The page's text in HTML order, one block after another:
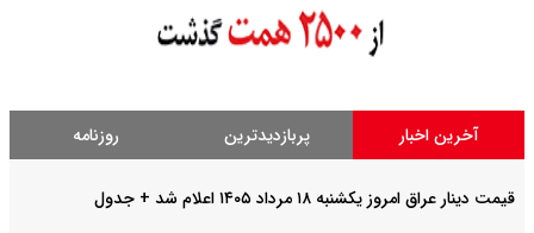
آخرین اخبار پربازدیدترین روزنامه
قیمت دینار عراق امروز یکشنبه ۱۸ مرداد ۱۴۰۵ اعلام شد + جدول